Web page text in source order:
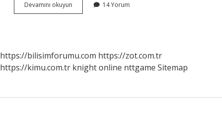
Devamını okuyun
Maden
14 Yorum
https://bilisimforumu.com https://zot.com.tr
https://kimu.com.tr knight online nttgame Sitemap